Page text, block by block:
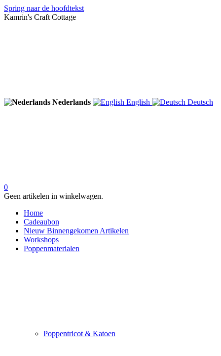
Spring naar de hoofdtekst
Kamrin's Craft Cottage
Nederlands English Deutsch
0
Geen artikelen in winkelwagen.
Home
Cadeaubon
Nieuw Binnengekomen Artikelen
Workshops
Poppenmaterialen
Poppentricot & Katoen